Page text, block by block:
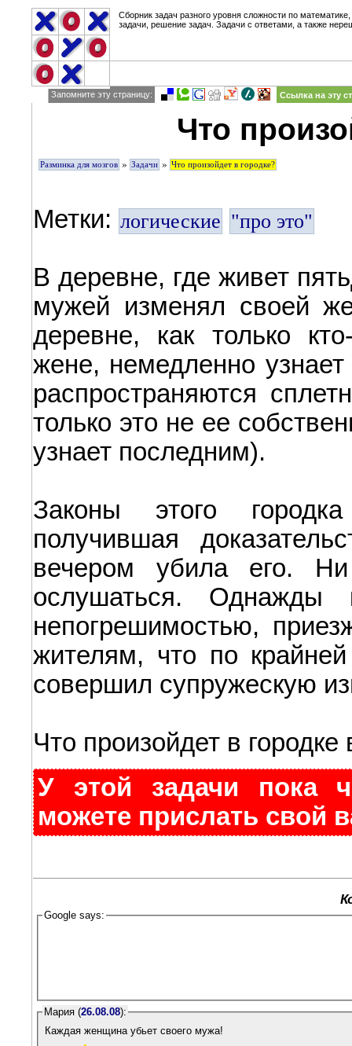
Сборник задач разного уровня сложности по
задачи, решение задач. Задачи с ответами, а также
Запомните эту страницу: Ссылка на эту
Что
Разминка для мозгов » Задачи » Что произойдет в городке?
Метки: логические "про это"
В деревне, где живет
мужей изменял своей
деревне, как только
жене, немедленно
распространяются
только это не ее
узнает последним).
Законы этого
получившая
вечером убила его.
ослушаться. Однажды
непогрешимостью,
жителям, что по
совершил супружескую
Что произойдет в
У этой задачи пока
можете прислать свой
Google says:
Мария (26.08.08):
Каждая женщина убьет своего мужа!